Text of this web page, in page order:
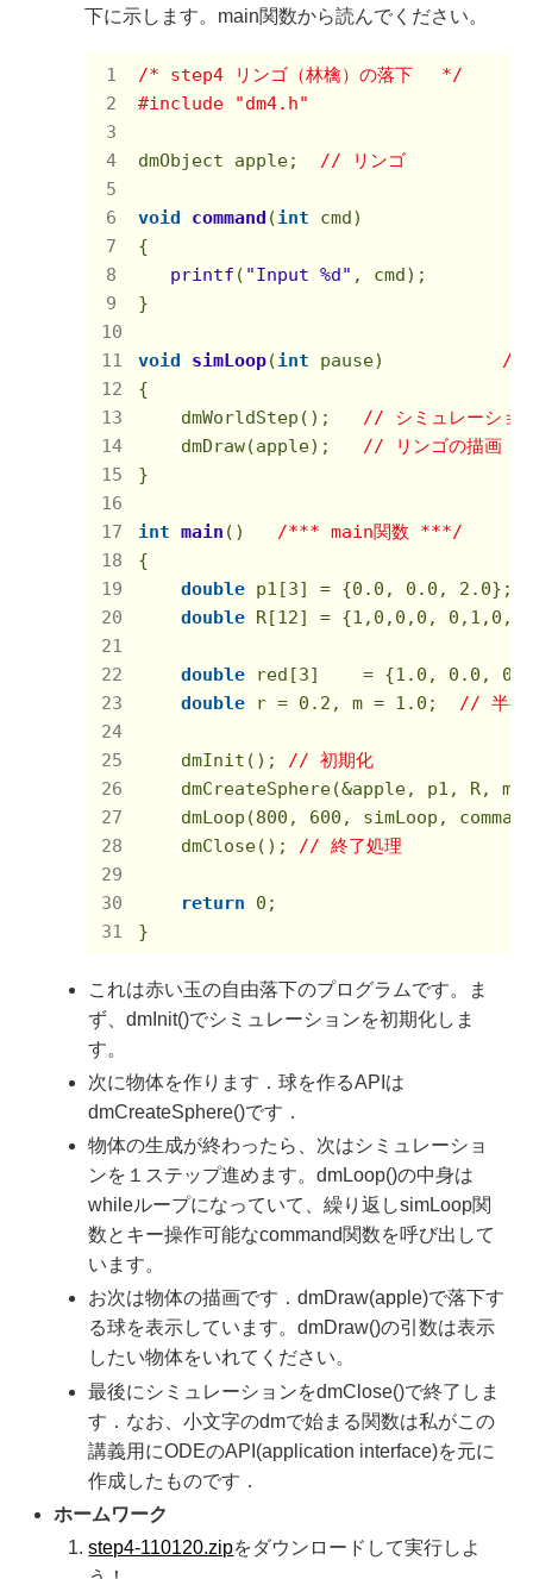
下に示します。main関数から読んでください。
/* step4 リンゴ（林檎）の落下 　*/
#include "dm4.h"
dmObject apple; // リンゴ
void command (int cmd)
{
printf ( "Input %d" , cmd);
}
void simLoop(int pause)
/
{
    dmWorldStep();
// シミュレーショ
    dmDraw(apple);
// リンゴの描画
}
int main ()
/*** main関数 ***/
{
double p1[3] = {0.0 , 0.0 , 2.0};
double R[12] = {1 , 0 , 0 , 0 , 0 , 1 , 0 ,
double red[3]    = {1.0 , 0.0 ,
double r = 0.2 , m = 1.0 ; // 半径
    dmInit();
// 初期化
dmCreateSphere(&apple, p1, R,
    dmLoop(
800 , 600 , simLoop,
    dmClose();
// 終了処理
return 0 ;
}
これは赤い玉の自由落下のプログラムです。ま
ず、dmInit()でシミュレーションを初期化しま
す。
次に物体を作ります．球を作るAPIは
dmCreateSphere()です．
物体の生成が終わったら、次はシミュレーショ
ンを１ステップ進めます。dmLoop()の中身は
whileループになっていて、繰り返しsimLoop関
数とキー操作可能なcommand関数を呼び出して
います。
お次は物体の描画です．dmDraw(apple)で落下す
る球を表示しています。dmDraw()の引数は表示
したい物体をいれてください。
最後にシミュレーションをdmClose()で終了しま
す．なお、小文字のdmで始まる関数は私がこの
講義用にODEのAPI(application interface)を元に
作成したものです．
ホームワーク
step4-110120.zipをダウンロードして実行しよ